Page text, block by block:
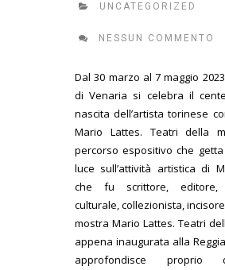
UNCATEGORIZED
NESSUN COMMENTO
Dal 30 marzo al 7 maggio
di Venaria si celebra il
nascita dell’artista torinese
Mario Lattes. Teatri della
percorso espositivo che
luce sull’attività artistica di
che fu scrittore, editore,
culturale, collezionista,
mostra Mario Lattes. Teatri
appena inaugurata alla
approfondisce proprio